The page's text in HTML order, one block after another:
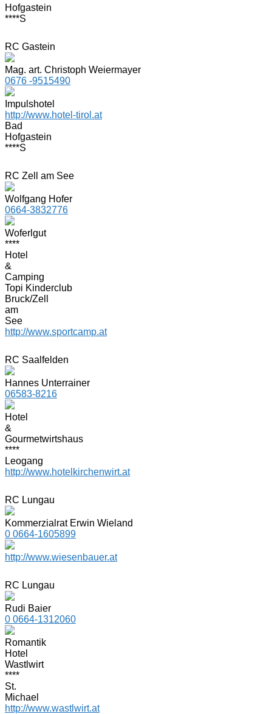
Hofgastein
****S
RC Gastein
Mag. art. Christoph Weiermayer
0676 -9515490
Impulshotel
http://www.hotel-tirol.at
Bad
Hofgastein
****S
RC Zell am See
Wolfgang Hofer
0664-3832776
Woferlgut
****
Hotel
&
Camping
Topi Kinderclub
Bruck/Zell
am
See
http://www.sportcamp.at
RC Saalfelden
Hannes Unterrainer
06583-8216
Hotel
&
Gourmetwirtshaus
****
Leogang
http://www.hotelkirchenwirt.at
RC Lungau
Kommerzialrat Erwin Wieland
0 0664-1605899
http://www.wiesenbauer.at
RC Lungau
Rudi Baier
0 0664-1312060
Romantik
Hotel
Wastlwirt
****
St.
Michael
http://www.wastlwirt.at